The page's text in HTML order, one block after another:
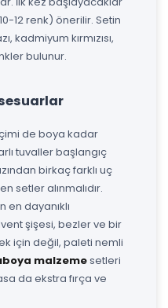
12 renk) önerilir. Setin
kadmiyum kırmızısı,
bulunur.
de boya kadar
tuvaller başlangıç
birkaç farklı uç
setler alınmalıdır.
en dayanıklı
şişesi, bezler ve bir
için değil, paleti nemli
malzemesetleri
da ekstra fırça ve